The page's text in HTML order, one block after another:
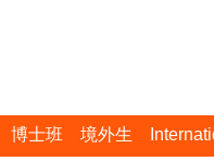
博士班 境外生